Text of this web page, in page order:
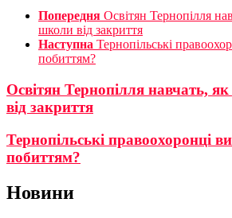
Попередня Освітян Тернопілля
школи від закриття
Наступна Тернопільські
побиттям?
Освітян Тернопілля навчать,
від закриття
Тернопільські правоохоронці
побиттям?
Новини